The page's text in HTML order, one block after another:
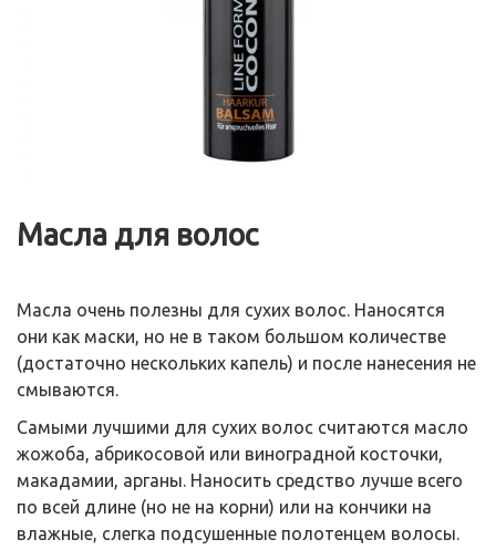
Масла для волос
Масла очень полезны для сухих волос. Наносятся
они как маски, но не в таком большом количестве
(достаточно нескольких капель) и после нанесения не
смываются.
Самыми лучшими для сухих волос считаются масло
жожоба, абрикосовой или виноградной косточки,
макадамии, арганы. Наносить средство лучше всего
по всей длине (но не на корни) или на кончики на
влажные, слегка подсушенные полотенцем волосы.